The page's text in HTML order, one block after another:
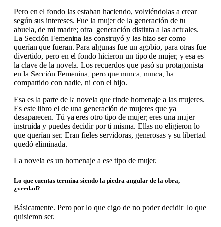
Pero en el fondo las estaban haciendo, volviéndolas a crear
según sus intereses. Fue la mujer de la generación de tu
abuela, de mi madre; otra generación distinta a las actuales.
La Sección Femenina las construyó y las hizo ser como
querían que fueran. Para algunas fue un agobio, para otras fue
divertido, pero en el fondo hicieron un tipo de mujer, y esa es
la clave de la novela. Los recuerdos que pasó su protagonista
en la Sección Femenina, pero que nunca, nunca, ha
compartido con nadie, ni con el hijo.
Esa es la parte de la novela que rinde homenaje a las mujeres.
Es este libro el de una generación de mujeres que ya
desaparecen. Tú ya eres otro tipo de mujer; eres una mujer
instruida y puedes decidir por ti misma. Ellas no eligieron lo
que querían ser. Eran fieles servidoras, generosas y su libertad
quedó eliminada.
La novela es un homenaje a ese tipo de mujer.
Lo que cuentas termina siendo la piedra angular de la obra,
¿verdad?
Básicamente. Pero por lo que digo de no poder decidir lo que
quisieron ser.